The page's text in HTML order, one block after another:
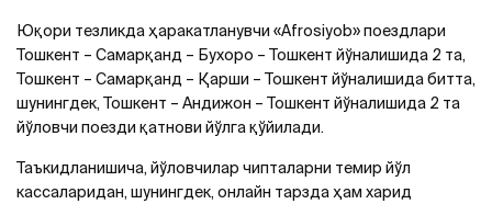
Юқори тезликда ҳаракатланувчи «Afrosiyob» поездлари
Тошкент – Самарқанд – Бухоро – Тошкент йўналишида 2 та,
Тошкент – Самарқанд – Қарши – Тошкент йўналишида битта,
шунингдек, Тошкент – Андижон – Тошкент йўналишида 2 та
йўловчи поезди қатнови йўлга қўйилади.
Таъкидланишича, йўловчилар чипталарни темир йўл
кассаларидан, шунингдек, онлайн тарзда ҳам харид